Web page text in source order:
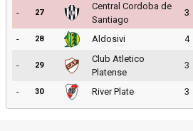
- 27
Central Cordoba de
Santiago
3
- 28 Aldosivi 4
- 29
Club Atletico
Platense
3
- 30 River Plate 3